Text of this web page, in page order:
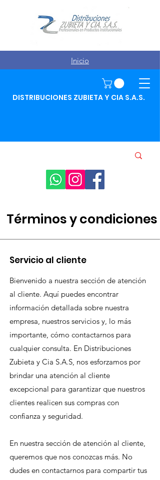
Inicio
DISTRIBUCIONES ZUBIETA Y CIA S.A.S.
Términos y condiciones
Servicio al cliente
Bienvenido a nuestra sección de atención
al cliente. Aquí puedes encontrar
información detallada sobre nuestra
empresa, nuestros servicios y, lo más
importante, cómo contactarnos para
cualquier consulta. En Distribuciones
Zubieta y Cia S.A.S, nos esforzamos por
brindar una atención al cliente
excepcional para garantizar que nuestros
clientes realicen sus compras con
confianza y seguridad.
En nuestra sección de atención al cliente,
queremos que nos conozcas más. No
dudes en contactarnos para compartir tus